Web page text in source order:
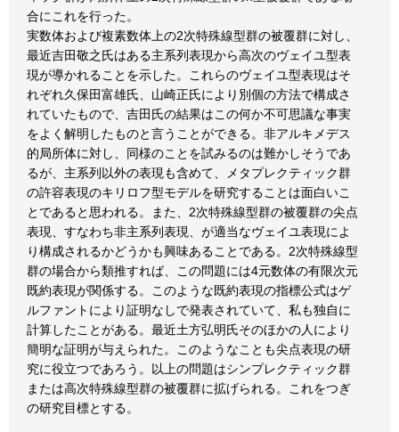
合にこれを行った。
実数体および複素数体上の2次特殊線型群の被覆群に対し、
最近吉田敬之氏はある主系列表現から高次のヴェイユ型表
現が導かれることを示した。これらのヴェイユ型表現はそ
れぞれ久保田富雄氏、山崎正氏により別個の方法で構成さ
れていたもので、吉田氏の結果はこの何か不可思議な事実
をよく解明したものと言うことができる。非アルキメデス
的局所体に対し、同様のことを試みるのは難かしそうであ
るが、主系列以外の表現も含めて、メタプレクティック群
の許容表現のキリロフ型モデルを研究することは面白いこ
とであると思われる。また、2次特殊線型群の被覆群の尖点
表現、すなわち非主系列表現、が適当なヴェイユ表現によ
り構成されるかどうかも興味あることである。2次特殊線型
群の場合から類推すれば、この問題には4元数体の有限次元
既約表現が関係する。このような既約表現の指標公式はゲ
ルファントにより証明なしで発表されていて、私も独自に
計算したことがある。最近土方弘明氏そのほかの人により
簡明な証明が与えられた。このようなことも尖点表現の研
究に役立つであろう。以上の問題はシンプレクティック群
または高次特殊線型群の被覆群に拡げられる。これをつぎ
の研究目標とする。